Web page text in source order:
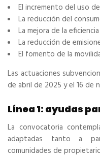
El incremento del uso
La reducción del
La mejora de la
La reducción de
El fomento de la
Las actuaciones
de abril de 2025 y el 16 de
Línea 1: ayudas
La convocatoria
adaptadas tanto a
comunidades de